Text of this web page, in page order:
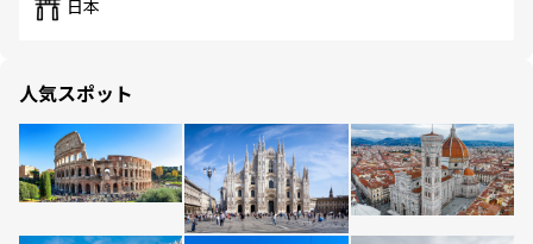
日本
人気スポット